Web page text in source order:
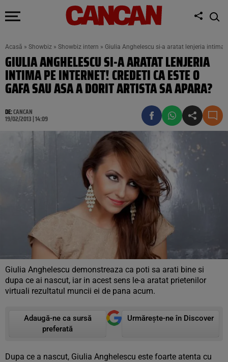
Acasă » Showbiz » Showbiz intern » Giulia Anghelescu si-a aratat lenjeria intima
GIULIA ANGHELESCU SI-A ARATAT LENJERIA
INTIMA PE INTERNET! CREDETI CA ESTE O
GAFA SAU ASA A DORIT ARTISTA SA APARA?
DE:CANCAN
19/02/2013 | 14:09
Giulia Anghelescu demonstreaza ca poti sa arati bine si
dupa ce ai nascut, iar in acest sens le-a aratat prietenilor
virtuali rezultatul muncii ei de pana acum.
Adaugă-ne ca sursă
preferată
Urmărește-ne în Discover
Dupa ce a nascut, Giulia Anghelescu este foarte atenta cu